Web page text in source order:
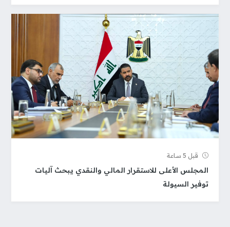
قبل 5 ساعة
المجلس الأعلى للاستقرار المالي والنقدي يبحث آليات
توفير السيولة